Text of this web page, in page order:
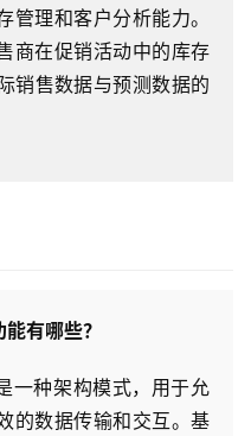
管理和客户分析能力。
商在促销活动中的库存
销售数据与预测数据的
有哪些？
一种架构模式，用于允
的数据传输和交互。基